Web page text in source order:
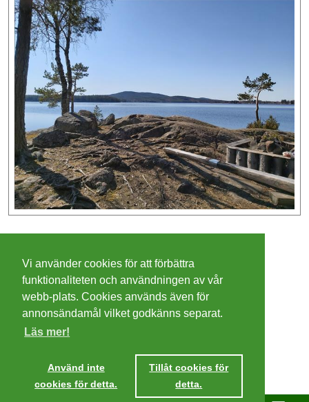
Ta mig dit
Cookies
Integritetspolicy
Villkor
Vi använder cookies för att förbättra
funktionaliteten och användningen av vår
webb-plats. Cookies används även för
annonsändamål vilket godkänns separat.
Läs mer!
Använd inte
cookies för detta.
Tillåt cookies för
detta.